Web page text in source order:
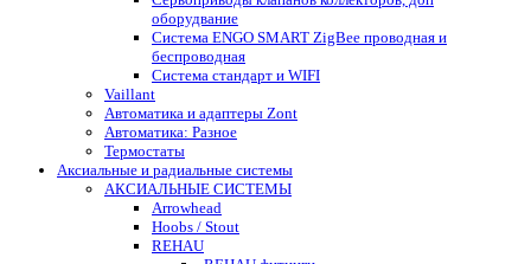
оборудвание
Система ENGO SMART ZigBee проводная и
беспроводная
Система стандарт и WIFI
Vaillant
Автоматика и адаптеры Zont
Автоматика: Разное
Термостаты
Аксиальные и радиальные системы
АКСИАЛЬНЫЕ СИСТЕМЫ
Arrowhead
Hoobs / Stout
REHAU